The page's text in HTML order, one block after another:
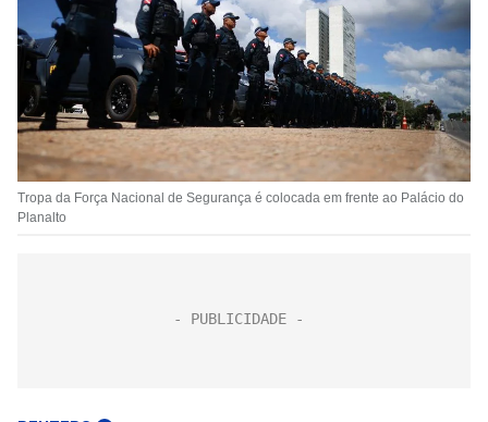
Tropa da Força Nacional de Segurança é colocada em frente ao Palácio do
Planalto